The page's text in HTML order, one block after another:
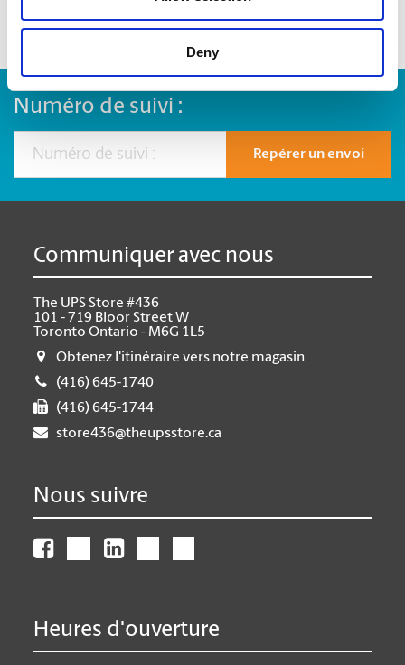
Deny
Numéro de suivi :
Repérer un envoi
Communiquer avec nous
The UPS Store #436
101 - 719 Bloor Street W
Toronto Ontario - M6G 1L5
Obtenez l'itinéraire vers notre magasin
(416) 645-1740
(416) 645-1744
store436@theupsstore.ca
Nous suivre
Heures d'ouverture